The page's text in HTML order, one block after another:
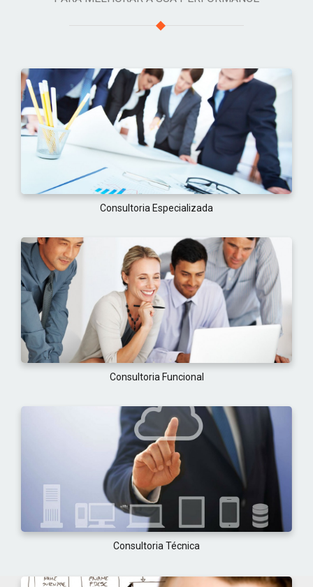
Consultoria Especializada
Consultoria Funcional
Consultoria Técnica